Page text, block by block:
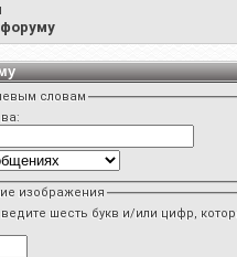
словам
изображения
шесть букв и/или цифр,